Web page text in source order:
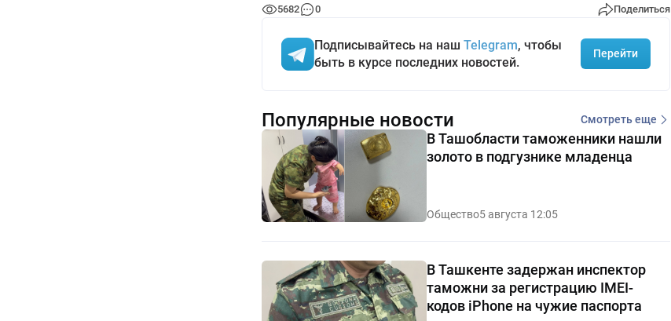
5682 0 Поделиться
Подписывайтесь на наш Telegram, чтобы
быть в курсе последних новостей.
Перейти
Популярные новости Смотреть еще
В Ташобласти таможенники нашли
золото в подгузнике младенца
Общество5 августа 12:05
В Ташкенте задержан инспектор
таможни за регистрацию IMEI-
кодов iPhone на чужие паспорта